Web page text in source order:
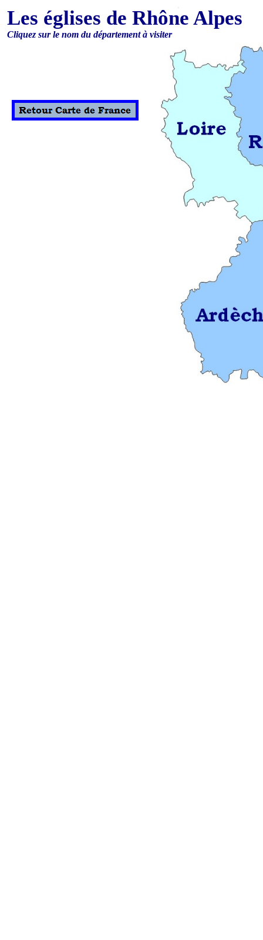
Les églises de Rhône Alpes
Cliquez sur le nom du département à visiter